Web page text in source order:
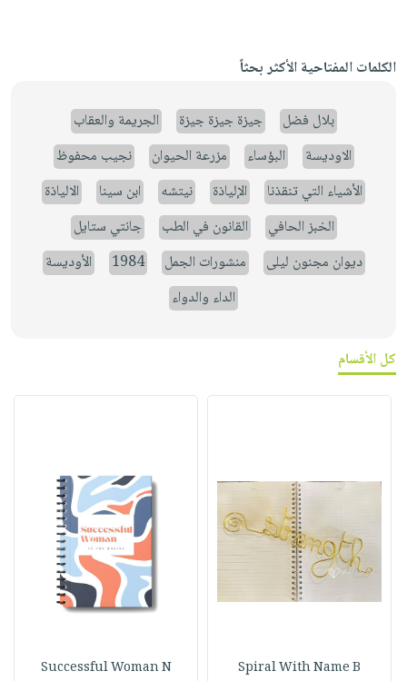
الكلمات المفتاحية الأكثر بحثاً
بلال فضل جيزة جيزة جيزة
الجريمة والعقاب
الاوديسة
البؤساء مزرعة الحيوان
نجيب محفوظ
الأشياء التي تنقذنا
الإلياذة نيتشه ابن سينا
الالياذة
الخبز الحافي
القانون في الطب
جانتي ستايل
ديوان مجنون ليلى
منشورات الجمل 1984
الأوديسة
الداء والدواء
كل الأقسام
Spiral With Name B
Successful Woman N